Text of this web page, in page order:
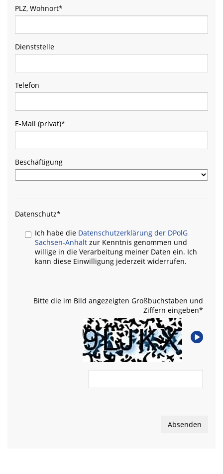
PLZ, Wohnort*
Dienststelle
Telefon
E-Mail (privat)*
Beschäftigung
Datenschutz*
Ich habe die Datenschutzerklärung der DPolG
Sachsen-Anhalt zur Kenntnis genommen und
willige in die Verarbeitung meiner Daten ein. Ich
kann diese Einwilligung jederzeit widerrufen.
Bitte die im Bild angezeigten Großbuchstaben und
Ziffern eingeben*
Absenden